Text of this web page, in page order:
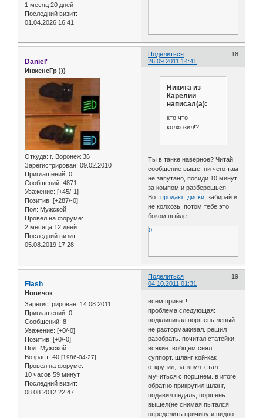
1 месяц 20 дней
Последний визит:
01.04.2026 16:41
Поделиться
18
26.09.2011 14:41
Daniel'
ИнженеГр )))
Откуда: г. Воронеж 36
Зарегистрирован: 09.02.2010
Приглашений: 0
Сообщений: 4871
Уважение: [+45/-1]
Позитив: [+287/-0]
Пол: Мужской
Провел на форуме:
2 месяца 12 дней
Последний визит:
05.08.2019 17:28
Никита из
Карелии
написал(а):
кто что
колхозил!?
Ты в танке наверное? Читай
сообщение выше, ни чего там
не запутано, посиди 10 минут
за компом и разберешься.
Вотпродают диски , забирай и
не колхозь, потом тебе это
боком выйдет.
0
Поделиться
19
04.10.2011 01:31
Flash
Новичок
Зарегистрирован: 14.08.2011
Приглашений: 0
Сообщений: 8
Уважение: [+0/-0]
Позитив: [+0/-0]
Пол: Мужской
Возраст: 40 [1986-04-27]
Провел на форуме:
10 часов 59 минут
Последний визит:
08.08.2012 22:47
всем привет!
проблема следующая:
подклинивал поршень левый.
не растормаживал. решил
разобрать. почитал статейки
всякие. вобщем снял
суппорт. шланг кой-как
открутил, заткнул. стал
мучиться с поршнем. в итоге
обратно прикрутил шланг,
подавил педаль, поршень
вышел(не снимая пытался
определить причину и видно